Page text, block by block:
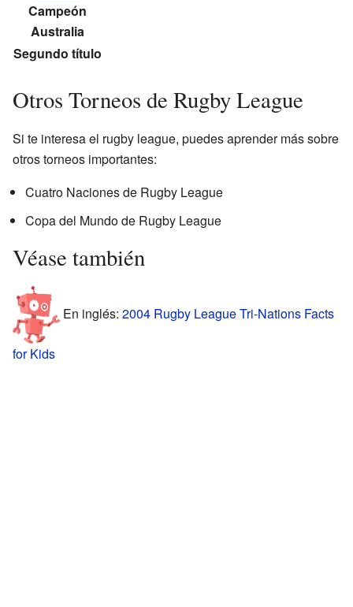
Campeón
Australia
Segundo título
Otros Torneos de Rugby League
Si te interesa el rugby league, puedes aprender más sobre
otros torneos importantes:
Cuatro Naciones de Rugby League
Copa del Mundo de Rugby League
Véase también
En inglés: 2004 Rugby League Tri-Nations Facts
for Kids